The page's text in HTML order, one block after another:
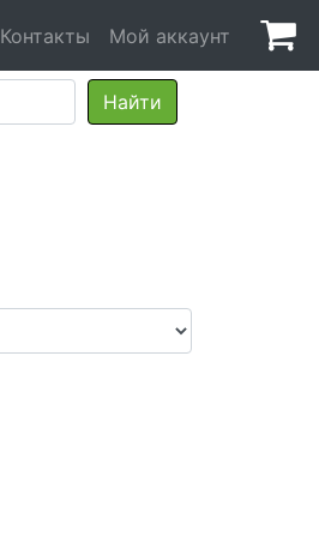
Контакты Мой аккаунт